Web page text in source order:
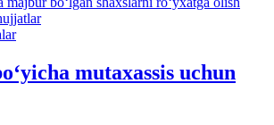
mutaхassis uchun